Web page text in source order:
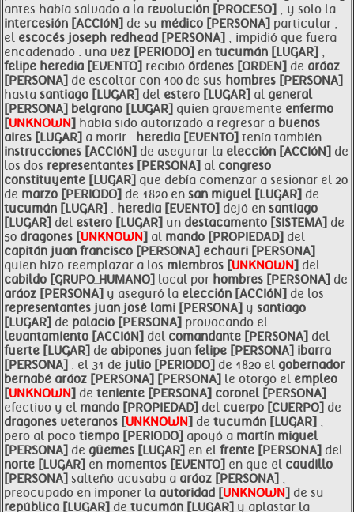
antes había salvado a la revolución [PROCESO] , y solo la
intercesión [ACCIóN] de su médico [PERSONA] particular ,
el escocés joseph redhead [PERSONA] , impidió que fuera
encadenado . una vez [PERíODO] en tucumán [LUGAR] ,
felipe heredia [EVENTO] recibió órdenes [ORDEN] de aráoz
[PERSONA] de escoltar con 100 de sus hombres [PERSONA]
hasta santiago [LUGAR] del estero [LUGAR] al general
[PERSONA] belgrano [LUGAR] quien gravemente enfermo
[UNKNOWN] había sido autorizado a regresar a buenos
aires [LUGAR] a morir . heredia [EVENTO] tenía también
instrucciones [ACCIóN] de asegurar la elección [ACCIóN] de
los dos representantes [PERSONA] al congreso
constituyente [LUGAR] que debía comenzar a sesionar el 20
de marzo [PERIODO] de 1820 en san miguel [LUGAR] de
tucumán [LUGAR] . heredia [EVENTO] dejó en santiago
[LUGAR] del estero [LUGAR] un destacamento [SISTEMA] de
50 dragones [UNKNOWN] al mando [PROPIEDAD] del
capitán juan francisco [PERSONA] echauri [PERSONA]
quien hizo reemplazar a los miembros [UNKNOWN] del
cabildo [GRUPO_HUMANO] local por hombres [PERSONA] de
aráoz [PERSONA] y aseguró la elección [ACCIóN] de los
representantes juan josé lami [PERSONA] y santiago
[LUGAR] de palacio [PERSONA] provocando el
levantamiento [ACCIóN] del comandante [PERSONA] del
fuerte [LUGAR] de abipones juan felipe [PERSONA] ibarra
[PERSONA] . el 31 de julio [PERIODO] de 1820 el gobernador
bernabé aráoz [PERSONA] [PERSONA] le otorgó el empleo
[UNKNOWN] de teniente [PERSONA] coronel [PERSONA]
efectivo y el mando [PROPIEDAD] del cuerpo [CUERPO] de
dragones veteranos [UNKNOWN] de tucumán [LUGAR] ,
pero al poco tiempo [PERIODO] apoyó a martín miguel
[PERSONA] de güemes [LUGAR] en el frente [PERSONA] del
norte [LUGAR] en momentos [EVENTO] en que el caudillo
[PERSONA] salteño acusaba a aráoz [PERSONA] ,
preocupado en imponer la autoridad [UNKNOWN] de su
república [LUGAR] de tucumán [LUGAR] y aplastar la